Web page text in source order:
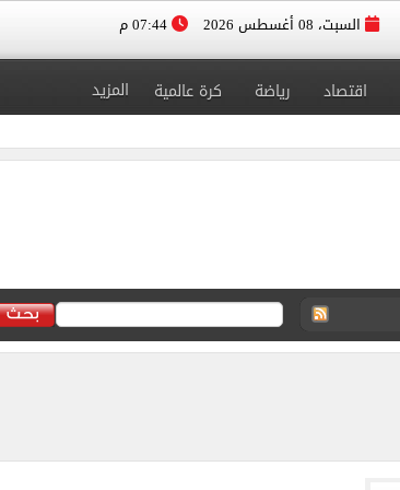
السبت، 08 أغسطس 2026
اقتصاد رياضة كرة عالمية المزيد